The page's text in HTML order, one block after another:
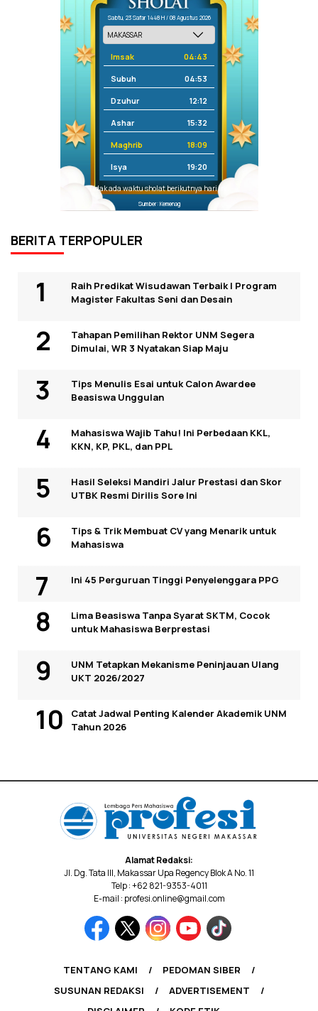
Sabtu, 23 Safar 1448 H / 08 Agustus 2026
Imsak 04:43
Subuh 04:53
Dzuhur 12:12
Ashar 15:32
Maghrib 18:09
Isya 19:20
Tidak ada waktu sholat berikutnya hari ini.
Sumber: Kemenag
BERITA TERPOPULER
Raih Predikat Wisudawan Terbaik I Program
Magister Fakultas Seni dan Desain
Tahapan Pemilihan Rektor UNM Segera
Dimulai, WR 3 Nyatakan Siap Maju
Tips Menulis Esai untuk Calon Awardee
Beasiswa Unggulan
Mahasiswa Wajib Tahu! Ini Perbedaan KKL,
KKN, KP, PKL, dan PPL
Hasil Seleksi Mandiri Jalur Prestasi dan Skor
UTBK Resmi Dirilis Sore Ini
Tips & Trik Membuat CV yang Menarik untuk
Mahasiswa
Ini 45 Perguruan Tinggi Penyelenggara PPG
Lima Beasiswa Tanpa Syarat SKTM, Cocok
untuk Mahasiswa Berprestasi
UNM Tetapkan Mekanisme Peninjauan Ulang
UKT 2026/2027
Catat Jadwal Penting Kalender Akademik UNM
Tahun 2026
Alamat Redaksi:
Jl. Dg. Tata III, Makassar Upa Regency Blok A No. 11
Telp : +62 821-9353-4011
E-mail : profesi.online@gmail.com
TENTANG KAMI
PEDOMAN SIBER
SUSUNAN REDAKSI
ADVERTISEMENT